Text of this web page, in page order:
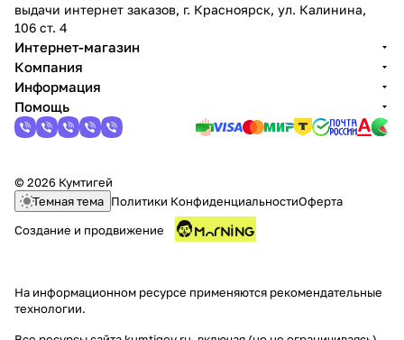
выдачи интернет заказов, г. Красноярск, ул. Калинина,
106 ст. 4
Интернет-магазин
Компания
Информация
Помощь
© 2026 Кумтигей
Темная тема Политики КонфиденциальностиОферта
Создание и продвижение
На информационном ресурсе применяются рекомендательные
технологии.